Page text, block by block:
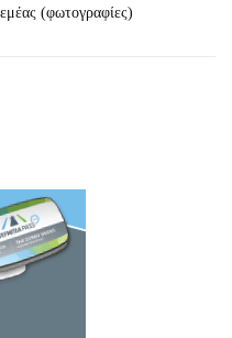
(φωτογραφίες)